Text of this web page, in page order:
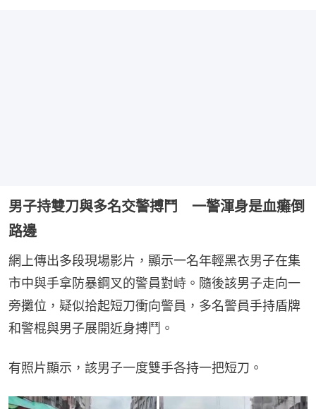
男子持雙刀與多名交警搏鬥 一警渾身是血癱倒
路邊
網上傳出多段現場影片，顯示一名年輕黑衣男子在集
市中與手拿防暴鋼叉的警員對峙。隨後該男子走向一
旁攤位，疑似拾起短刀衝向警員，多名警員手持盾牌
和警棍與男子展開近身搏鬥。
有照片顯示，該男子一度雙手各持一把短刀。